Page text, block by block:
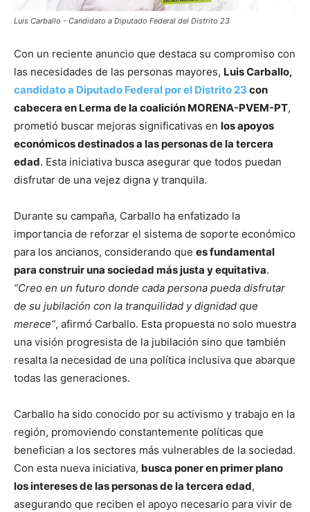
Luis Carballo - Candidato a Diputado Federal del Distrito 23
Con un reciente anuncio que destaca su compromiso con
las necesidades de las personas mayores, Luis Carballo,
candidato a Diputado Federal por el Distrito 23 con
cabecera en Lerma de la coalición MORENA-PVEM-PT,
prometió buscar mejoras significativas en los apoyos
económicos destinados a las personas de la tercera
edad. Esta iniciativa busca asegurar que todos puedan
disfrutar de una vejez digna y tranquila.
Durante su campaña, Carballo ha enfatizado la
importancia de reforzar el sistema de soporte económico
para los ancianos, considerando que es fundamental
para construir una sociedad más justa y equitativa.
“Creo en un futuro donde cada persona pueda disfrutar
de su jubilación con la tranquilidad y dignidad que
merece”, afirmó Carballo. Esta propuesta no solo muestra
una visión progresista de la jubilación sino que también
resalta la necesidad de una política inclusiva que abarque
todas las generaciones.
Carballo ha sido conocido por su activismo y trabajo en la
región, promoviendo constantemente políticas que
benefician a los sectores más vulnerables de la sociedad.
Con esta nueva iniciativa, busca poner en primer plano
los intereses de las personas de la tercera edad,
asegurando que reciben el apoyo necesario para vivir de